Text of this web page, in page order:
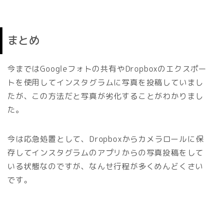
まとめ
今まではGoogleフォトの共有やDropboxのエクスポー
トを使用してインスタグラムに写真を投稿していまし
たが、この方法だと写真が劣化することがわかりまし
た。
今は応急処置として、Dropboxからカメラロールに保
存してインスタグラムのアプリからの写真投稿をして
いる状態なのですが、なんせ行程が多くめんどくさい
です。